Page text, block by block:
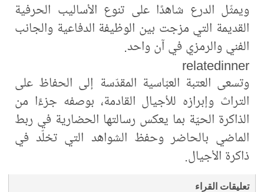
ويمثّل الدرع شاهدًا على تنوع الأساليب الحرفية
القديمة التي مزجت بين الوظيفة الدفاعية والجانب
الفني والرمزي في آن واحد.
relatedinner
وتسعى العتبة العبّاسية المقدّسة إلى الحفاظ على
التراث وإبرازه للأجيال القادمة، بوصفه جزءًا من
الذاكرة الحيّة بما يعكس رسالتها الحضارية في ربط
الماضي بالحاضر وحفظ الشواهد التي تخلّد في
ذاكرة الأجيال.
تعليقات القراء